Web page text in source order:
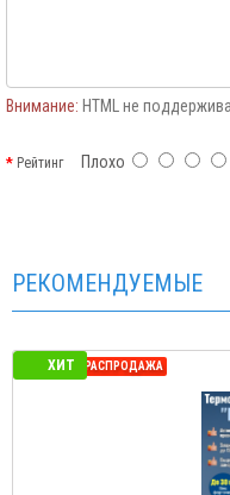
Внимание: HTML не
РейтингПлохо
РЕКОМЕНДУЕМЫЕ
ХИТ
СЕЗОННАЯ РАСПРОДАЖА